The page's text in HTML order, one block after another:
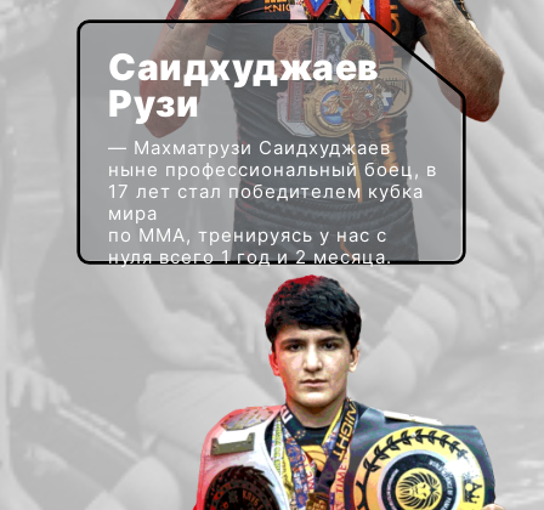
Саидхуджаев
Рузи
— Махматрузи Саидхуджаев
ныне профессиональный боец, в
17 лет стал победителем кубка
мира
по ММА, тренируясь у нас с
нуля всего 1 год и 2 месяца.